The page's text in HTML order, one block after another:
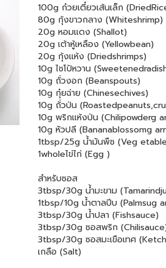
100g ก๋วยเตี๋ยวเส้นเล็ก
80g กุ้งขาวกลาง (Whiteshrimp)
20g หอมแดง (Shallot)
20g เต้าหู้เหลือง (Yellowbean)
20g กุ้งแห้ง (Driedshrimps)
10g ไชโป้หวาน
10g ถั่วงอก (Beanspouts)
10g กุ๋ยฉ่าย (Chinesechives)
10g ถั่วป่น
10g พริกแห้งป่น (Chilipowderg
10g หัวปลี (Bananablossomg
1tbsp/25g น้ำมันพืช (Veg
1wholeไข่ไก่ (Egg )
สำหรับซอส
3tbsp/30g น้ำมะขาม
1tbsp/10g น้ำตาลปีบ (Palmsug
3tbsp/30g น้ำปลา (Fishsauce)
3tbsp/30g ซอสพริก
3tbsp/30g ซอสมะเขือเทศ
เกลือ (Salt)